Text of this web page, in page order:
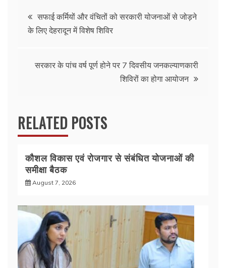
b
o
k
A
p
Post
navigation
सफाई कर्मियों और वंचितों को सरकारी योजनाओं से जोड़ने
के लिए देहरादून में विशेष शिविर
सरकार के पांच वर्ष पूर्ण होने पर 7 दिवसीय जनकल्याणकारी
शिविरों का होगा आयोजन
RELATED POSTS
कौशल विकास एवं रोजगार से संबंधित योजनाओं की
समीक्षा बैठक
August 7, 2026